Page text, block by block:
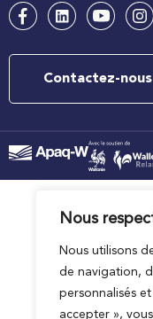
Nous
Nous utilisons
de navigation,
personnalisés
accepter »,
Contactez-nous